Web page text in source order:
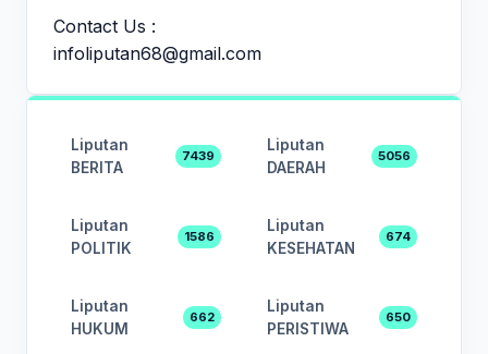
Contact Us :
infoliputan68@gmail.com
Liputan
BERITA
7439
Liputan
DAERAH
5056
Liputan
POLITIK
1586
Liputan
KESEHATAN
674
Liputan
HUKUM
662
Liputan
PERISTIWA
650